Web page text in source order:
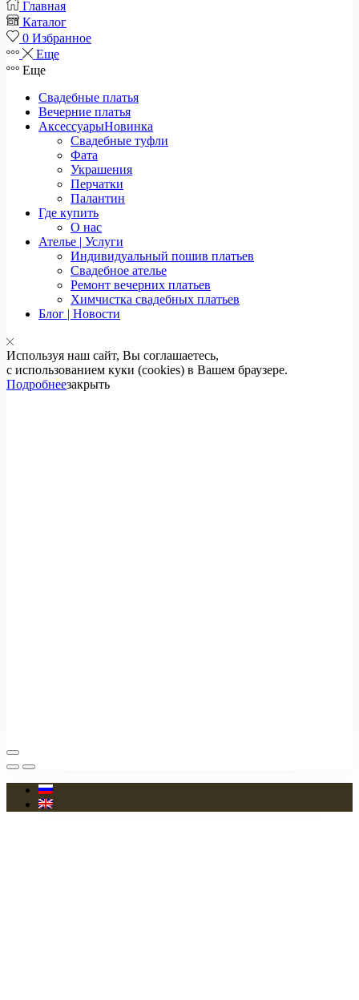
Главная
Каталог
0 Избранное
Еще
Еще
Свадебные платья
Вечерние платья
АксессуарыНовинка
Свадебные туфли
Фата
Украшения
Перчатки
Палантин
Где купить
О нас
Ателье | Услуги
Индивидуальный пошив платьев
Свадебное ателье
Ремонт вечерних платьев
Химчистка свадебных платьев
Блог | Новости
Используя наш сайт, Вы соглашаетесь,
с использованием куки (cookies) в Вашем браузере.
Подробнеезакрыть